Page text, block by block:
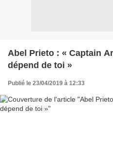
Abel Prieto : « Captain
dépend de toi »
Publié le 23/04/2019 à 12:33